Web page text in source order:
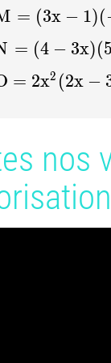
= (3x - 1)(-
= (3x − 1)(
= (4 -
= (4 − 3x)(5
= 2x^2(2x -
= 2x2 (2x −
nos